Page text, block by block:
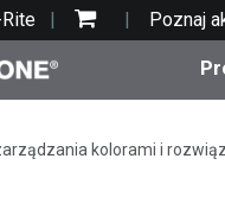
Poznaj
kolorami i